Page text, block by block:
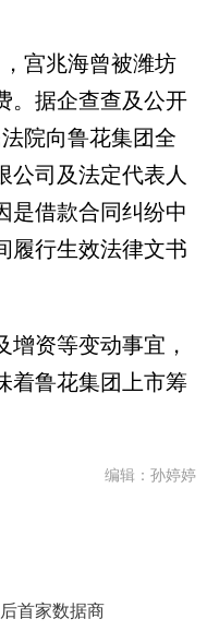
宫兆海曾被潍坊
。据企查查及公开
院向鲁花集团全
公司及法定代表人
是借款合同纠纷中
履行生效法律文书
资等变动事宜，
着鲁花集团上市筹
编辑：孙婷婷
首家数据商